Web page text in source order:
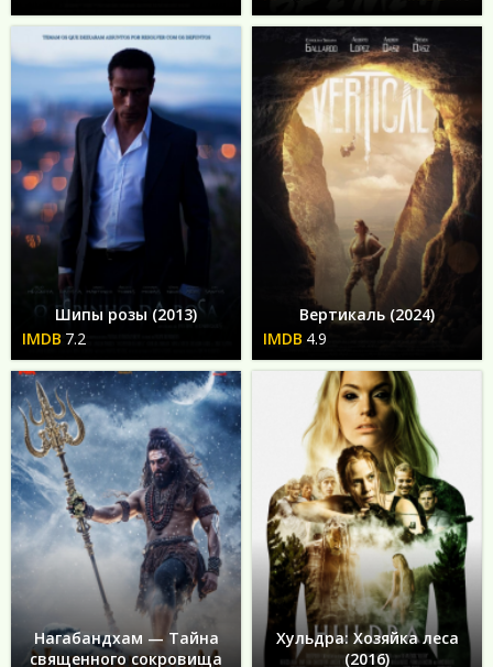
Шипы розы (2013)
7.2
Вертикаль (2024)
4.9
Нагабандхам — Тайна
священного сокровища
Хульдра: Хозяйка леса
(2016)